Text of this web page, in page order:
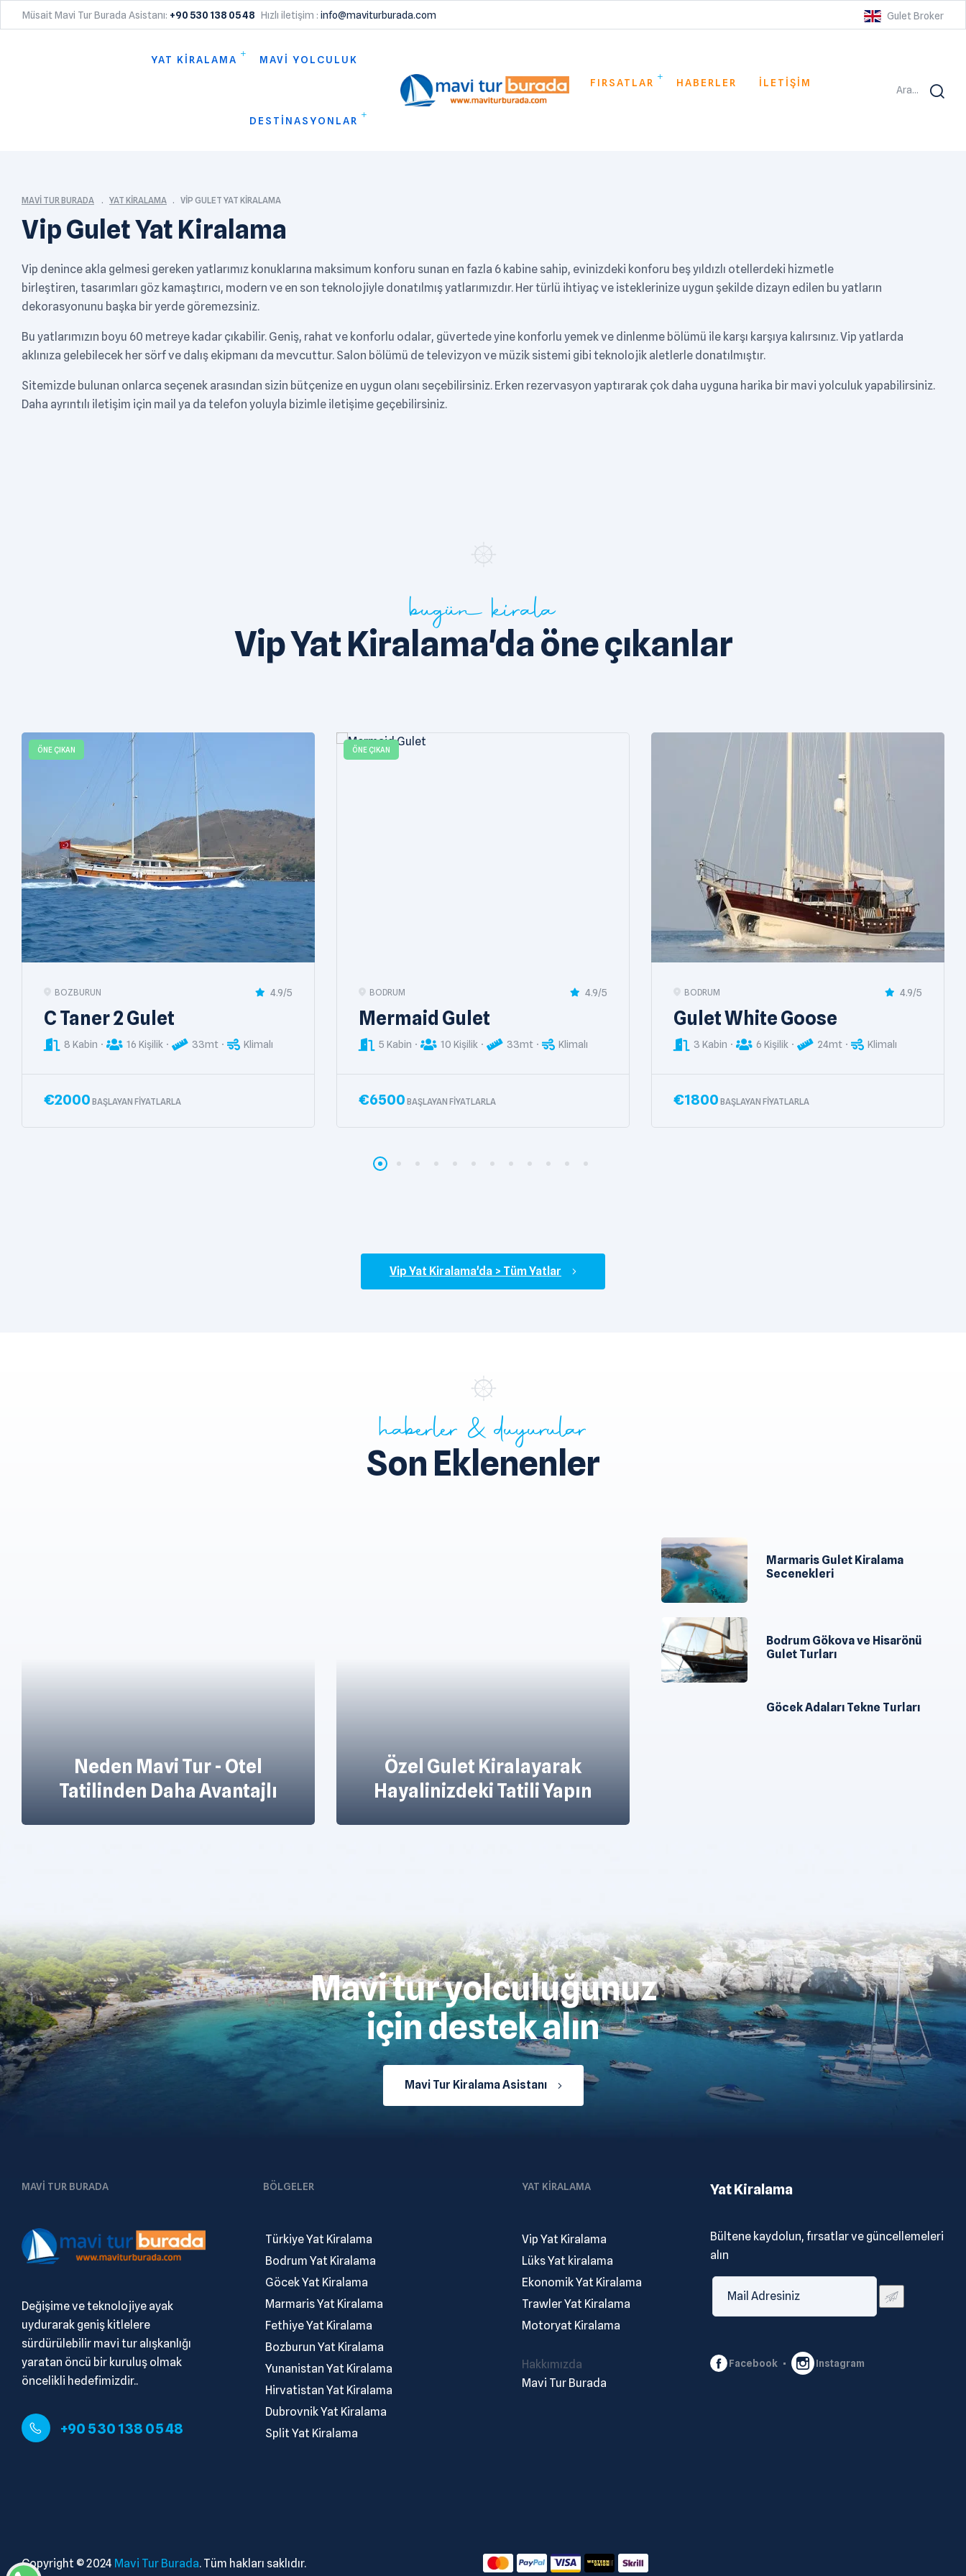
Müsait Mavi Tur Burada Asistanı: +90 530 138 05 48 Hızlı iletişim : info@maviturburada.com Gulet Broker
YAT KİRALAMA MAVİ YOLCULUK
DESTİNASYONLAR
FIRSATLAR HABERLER İLETİŞİM
Ara...
MAVI TUR BURADA YAT KIRALAMA VIP GULET YAT KIRALAMA
Vip Gulet Yat Kiralama
Vip denince akla gelmesi gereken yatlarımız konuklarına maksimum konforu sunan en fazla 6 kabine sahip, evinizdeki konforu beş yıldızlı otellerdeki hizmetle
birleştiren, tasarımları göz kamaştırıcı, modern ve en son teknolojiyle donatılmış yatlarımızdır. Her türlü ihtiyaç ve isteklerinize uygun şekilde dizayn edilen bu yatların
dekorasyonunu başka bir yerde göremezsiniz.
Bu yatlarımızın boyu 60 metreye kadar çıkabilir. Geniş, rahat ve konforlu odalar, güvertede yine konforlu yemek ve dinlenme bölümü ile karşı karşıya kalırsınız. Vip yatlarda
aklınıza gelebilecek her sörf ve dalış ekipmanı da mevcuttur. Salon bölümü de televizyon ve müzik sistemi gibi teknolojik aletlerle donatılmıştır.
Sitemizde bulunan onlarca seçenek arasından sizin bütçenize en uygun olanı seçebilirsiniz. Erken rezervasyon yaptırarak çok daha uyguna harika bir mavi yolculuk yapabilirsiniz.
Daha ayrıntılı iletişim için mail ya da telefon yoluyla bizimle iletişime geçebilirsiniz.
bugün kirala
Vip Yat Kiralama'da öne çıkanlar
ÖNE ÇIKAN
BODRUM 4.9/5
Mermaid Gulet
5 Kabin 10 Kişilik 33mt Klimalı
€6500 BAŞLAYAN FIYATLARLA
BODRUM 4.9/5
Gulet White Goose
3 Kabin 6 Kişilik 24mt Klimalı
€1800 BAŞLAYAN FIYATLARLA
BODRUM 4.9/5
Gulet Arif Kaptan A
6 Kabin 12 Kişilik 36mt Klimalı
€3000BAŞLAYAN FIYATLARLA
Vip Yat Kiralama'da > Tüm Yatlar
haberler & duyurular
Son Eklenenler
Özel Gulet Kiralayarak
Hayalinizdeki Tatili Yapın
Lüks Gulet Kiralama
Seçenekleri
Marmaris Gulet Kiralama
Secenekleri
Bodrum Gökova ve Hisarönü
Gulet Turları
Göcek Adaları Tekne Turları
Mavi tur yolculuğunuz
için destek alın
Mavi Tur Kiralama Asistanı
MAVI TUR BURADA
Değişime ve teknolojiye ayak
uydurarak geniş kitlelere
sürdürülebilir mavi tur alışkanlığı
yaratan öncü bir kuruluş olmak
öncelikli hedefimizdir..
+90 530 138 05 48
BÖLGELER
Türkiye Yat Kiralama
Bodrum Yat Kiralama
Göcek Yat Kiralama
Marmaris Yat Kiralama
Fethiye Yat Kiralama
Bozburun Yat Kiralama
Yunanistan Yat Kiralama
Hirvatistan Yat Kiralama
Dubrovnik Yat Kiralama
Split Yat Kiralama
YAT KIRALAMA
Vip Yat Kiralama
Lüks Yat kiralama
Ekonomik Yat Kiralama
Trawler Yat Kiralama
Motoryat Kiralama
Hakkımızda
Mavi Tur Burada
Yat Kiralama
Bültene kaydolun, fırsatlar ve güncellemeleri
alın
Facebook Instagram
Copyright © 2024 Mavi Tur Burada. Tüm hakları saklıdır.